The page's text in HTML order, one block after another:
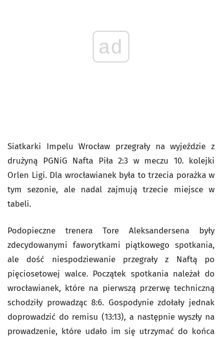
ad
Siatkarki Impelu Wrocław przegrały na wyjeździe z
drużyną PGNiG Nafta Piła 2:3 w meczu 10. kolejki
Orlen Ligi. Dla wrocławianek była to trzecia porażka w
tym sezonie, ale nadal zajmują trzecie miejsce w
tabeli.
Podopieczne trenera Tore Aleksandersena były
zdecydowanymi faworytkami piątkowego spotkania,
ale dość niespodziewanie przegrały z Naftą po
pięciosetowej walce. Początek spotkania należał do
wrocławianek, które na pierwszą przerwę techniczną
schodziły prowadząc 8:6. Gospodynie zdołały jednak
doprowadzić do remisu (13:13), a następnie wyszły na
prowadzenie, które udało im się utrzymać do końca